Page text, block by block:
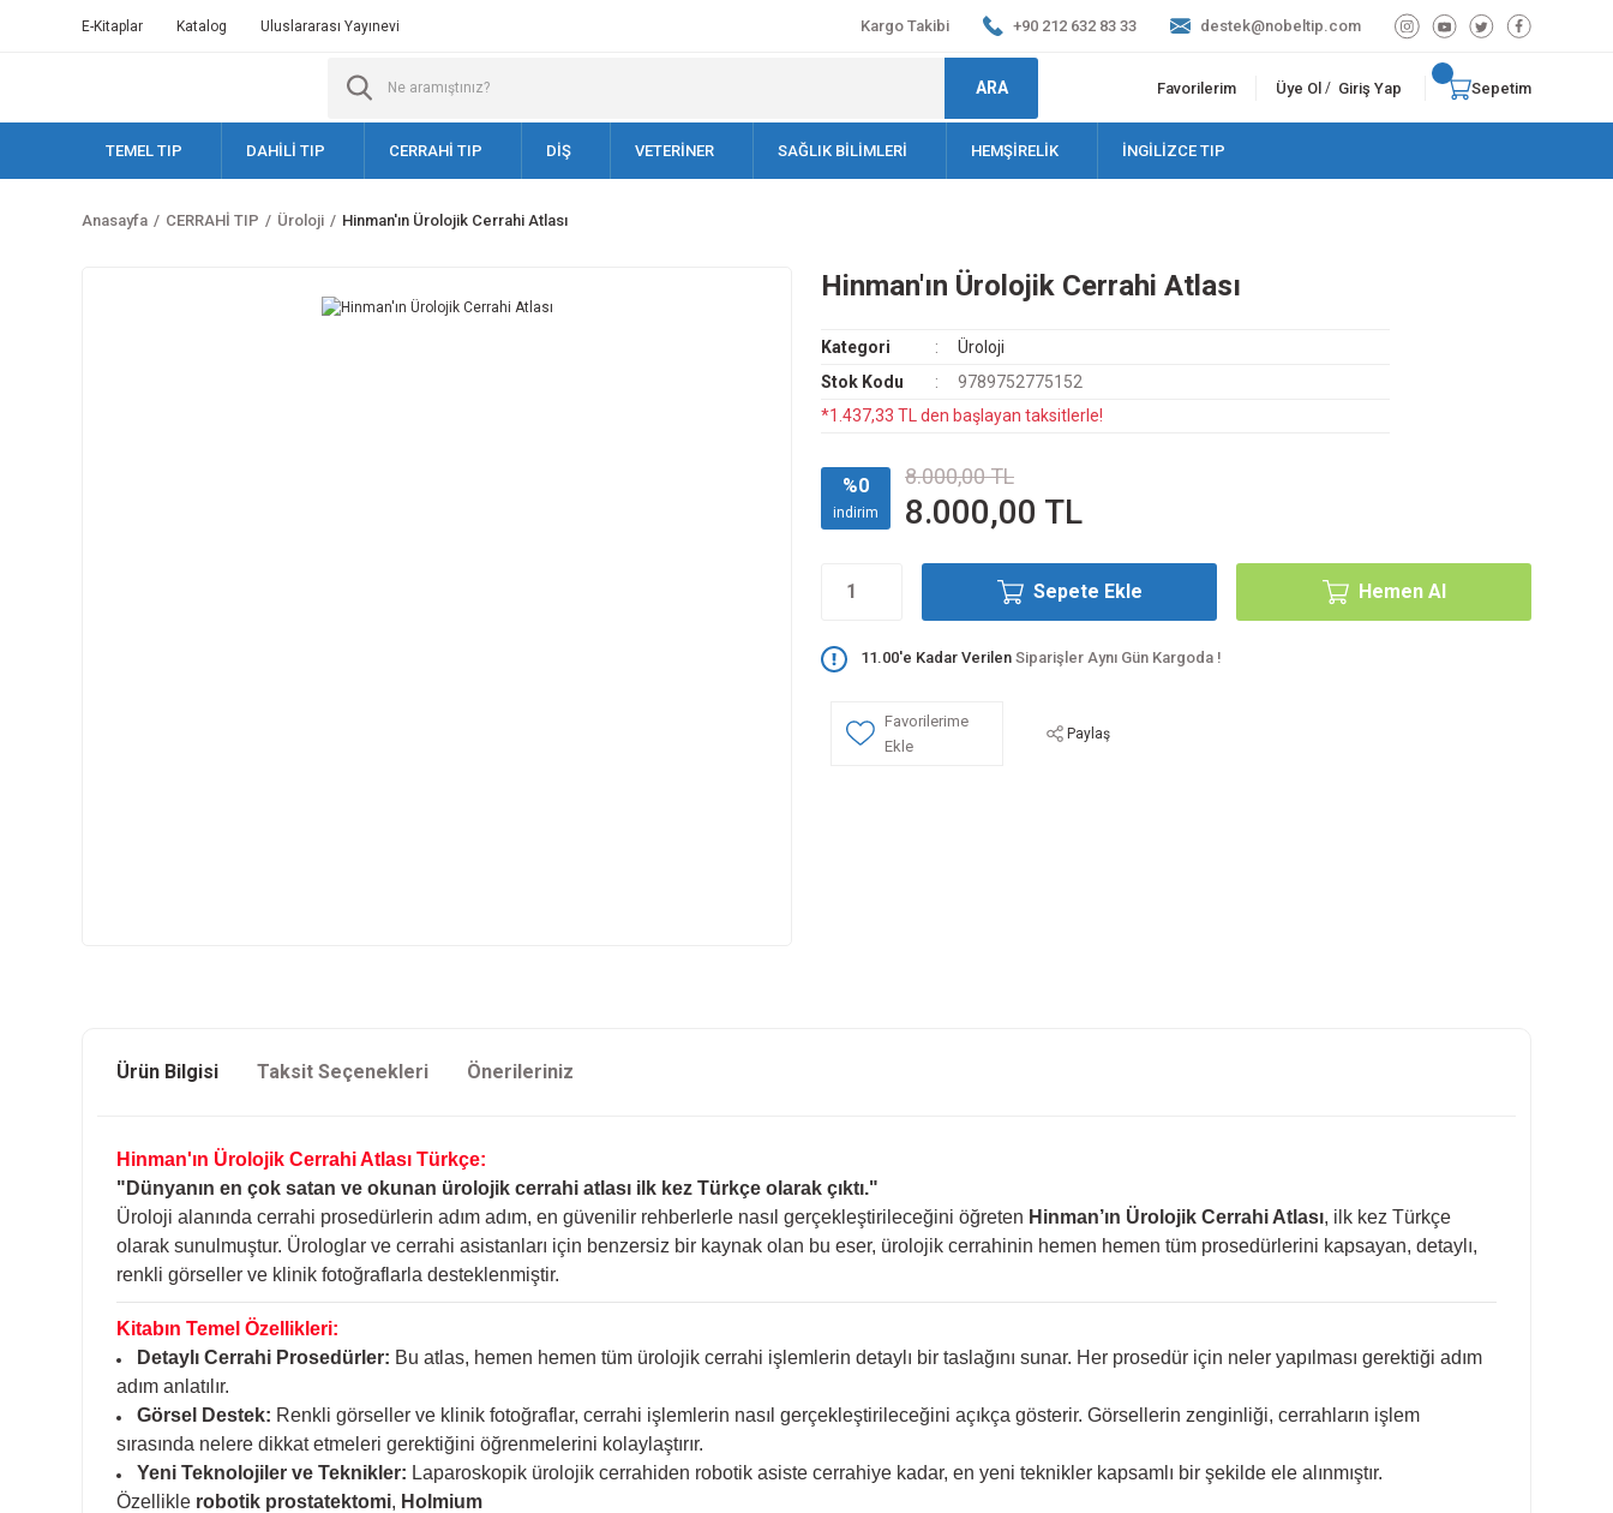
E-Kitaplar Katalog Uluslararası Yayınevi Kargo Takibi +90 212 632 83 33 destek@nobeltip.com
ARA Favorilerim Üye Ol / Giriş Yap Sepetim
TEMEL TIP DAHİLİ TIP CERRAHİ TIP DİŞ VETERİNER SAĞLIK BİLİMLERİ HEMŞİRELİK İNGİLİZCE TIP
Anasayfa CERRAHİ TIP Üroloji Hinman'ın Ürolojik Cerrahi Atlası
Hinman'ın Ürolojik Cerrahi Atlası
Kategori
Üroloji
Stok Kodu
9789752775152
*1.437,33 TL den başlayan taksitlerle!
%0
indirim
8.000,00 TL
8.000,00 TL
Sepete Ekle Hemen Al
11.00'e Kadar Verilen Siparişler Aynı Gün Kargoda !
Paylaş
Ürün Bilgisi Taksit Seçenekleri Önerileriniz
Hinman'ın Ürolojik Cerrahi Atlası Türkçe:
"Dünyanın en çok satan ve okunan ürolojik cerrahi atlası ilk kez Türkçe olarak çıktı."
Üroloji alanında cerrahi prosedürlerin adım adım, en güvenilir rehberlerle nasıl gerçekleştirileceğini öğreten Hinman’ın Ürolojik Cerrahi Atlası, ilk kez Türkçe
olarak sunulmuştur. Ürologlar ve cerrahi asistanları için benzersiz bir kaynak olan bu eser, ürolojik cerrahinin hemen hemen tüm prosedürlerini kapsayan, detaylı,
renkli görseller ve klinik fotoğraflarla desteklenmiştir.
Kitabın Temel Özellikleri:
Detaylı Cerrahi Prosedürler: Bu atlas, hemen hemen tüm ürolojik cerrahi işlemlerin detaylı bir taslağını sunar. Her prosedür için neler yapılması gerektiği adım
adım anlatılır.
Görsel Destek: Renkli görseller ve klinik fotoğraflar, cerrahi işlemlerin nasıl gerçekleştirileceğini açıkça gösterir. Görsellerin zenginliği, cerrahların işlem
sırasında nelere dikkat etmeleri gerektiğini öğrenmelerini kolaylaştırır.
Yeni Teknolojiler ve Teknikler: Laparoskopik ürolojik cerrahiden robotik asiste cerrahiye kadar, en yeni teknikler kapsamlı bir şekilde ele alınmıştır.
Özellikle robotik prostatektomi, Holmium